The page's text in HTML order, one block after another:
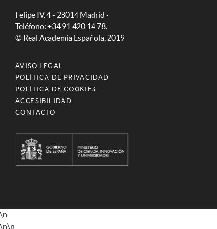
Felipe IV, 4 - 28014 Madrid -
Teléfono: +34 91 420 14 78.
© Real Academia Española, 2019
AVISO LEGAL
POLÍTICA DE PRIVACIDAD
POLÍTICA DE COOKIES
ACCESIBILIDAD
CONTACTO
\n
\n\n